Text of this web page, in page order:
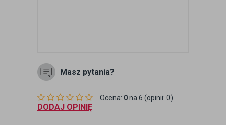
Masz pytania?
Ocena: 0na 6 (opinii: 0)
DODAJ OPINIĘ